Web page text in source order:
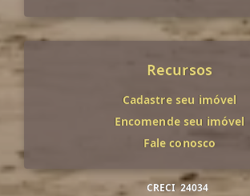
Recursos
Cadastre seu imóvel
Encomende seu imóvel
Fale conosco
CRECI 24034